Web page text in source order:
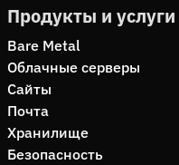
Продукты и услуги
Bare Metal
Облачные серверы
Сайты
Почта
Хранилище
Безопасность